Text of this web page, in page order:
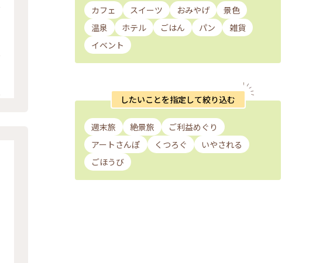
カフェ スイーツ おみやげ
景色
温泉
ホテル ごはん パン
雑貨
イベント
したいことを指定して絞り込む
週末旅 絶景旅
ご利益めぐり
アートさんぽ
くつろぐ
いやされる
ごほうび